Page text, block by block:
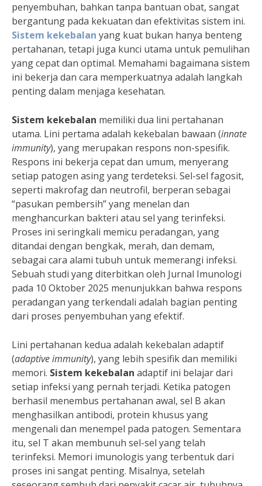
penyembuhan, bahkan tanpa bantuan obat, sangat
bergantung pada kekuatan dan efektivitas sistem ini.
Sistem kekebalan yang kuat bukan hanya benteng
pertahanan, tetapi juga kunci utama untuk pemulihan
yang cepat dan optimal. Memahami bagaimana sistem
ini bekerja dan cara memperkuatnya adalah langkah
penting dalam menjaga kesehatan.
Sistem kekebalan memiliki dua lini pertahanan
utama. Lini pertama adalah kekebalan bawaan (innate
immunity), yang merupakan respons non-spesifik.
Respons ini bekerja cepat dan umum, menyerang
setiap patogen asing yang terdeteksi. Sel-sel fagosit,
seperti makrofag dan neutrofil, berperan sebagai
“pasukan pembersih” yang menelan dan
menghancurkan bakteri atau sel yang terinfeksi.
Proses ini seringkali memicu peradangan, yang
ditandai dengan bengkak, merah, dan demam,
sebagai cara alami tubuh untuk memerangi infeksi.
Sebuah studi yang diterbitkan oleh Jurnal Imunologi
pada 10 Oktober 2025 menunjukkan bahwa respons
peradangan yang terkendali adalah bagian penting
dari proses penyembuhan yang efektif.
Lini pertahanan kedua adalah kekebalan adaptif
(adaptive immunity), yang lebih spesifik dan memiliki
memori. Sistem kekebalan adaptif ini belajar dari
setiap infeksi yang pernah terjadi. Ketika patogen
berhasil menembus pertahanan awal, sel B akan
menghasilkan antibodi, protein khusus yang
mengenali dan menempel pada patogen. Sementara
itu, sel T akan membunuh sel-sel yang telah
terinfeksi. Memori imunologis yang terbentuk dari
proses ini sangat penting. Misalnya, setelah